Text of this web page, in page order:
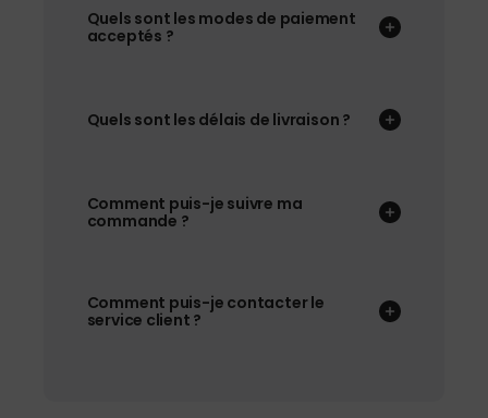
Quels sont les modes de paiement
acceptés ?
Quels sont les délais de livraison ?
Comment puis-je suivre ma
commande ?
Comment puis-je contacter le
service client ?